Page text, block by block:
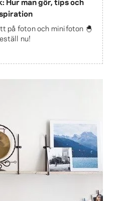
på foton och minifoton 🐣
nu!